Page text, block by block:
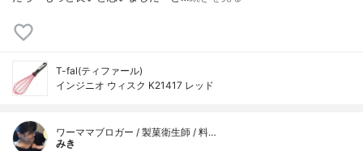
T-fal(ティファール)
インジニオ ウィスク K21417 レッド
ワーママブロガー / 製菓衛生師 / 料…
みき